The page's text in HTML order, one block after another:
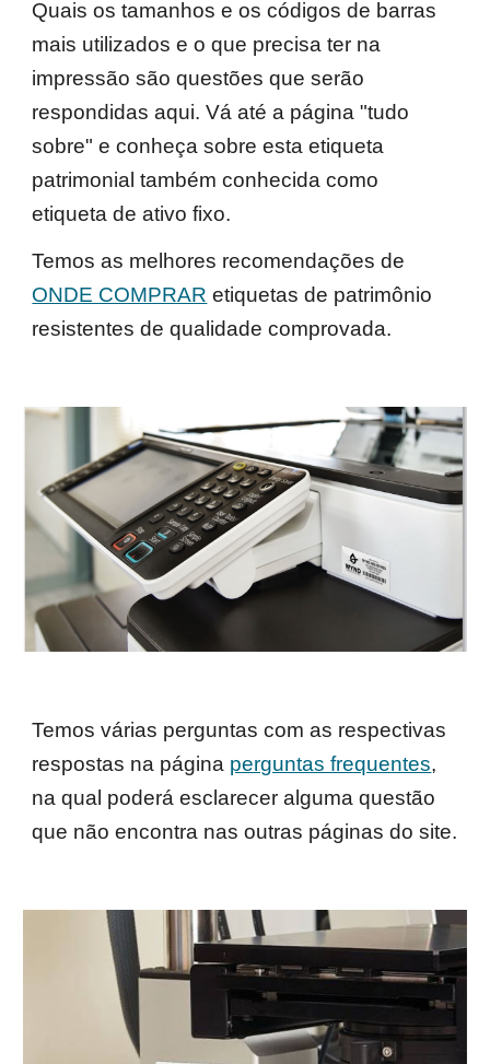
Quais os tamanhos e os códigos de barras
mais utilizados e o que precisa ter na
impressão são questões que serão
respondidas aqui. Vá até a página "tudo
sobre" e conheça sobre esta etiqueta
patrimonial também conhecida como
etiqueta de ativo fixo.
Temos as melhores recomendações de
ONDE COMPRAR etiquetas de patrimônio
resistentes de qualidade comprovada.
Temos várias perguntas com as respectivas
respostas na página perguntas frequentes,
na qual poderá esclarecer alguma questão
que não encontra nas outras páginas do site.